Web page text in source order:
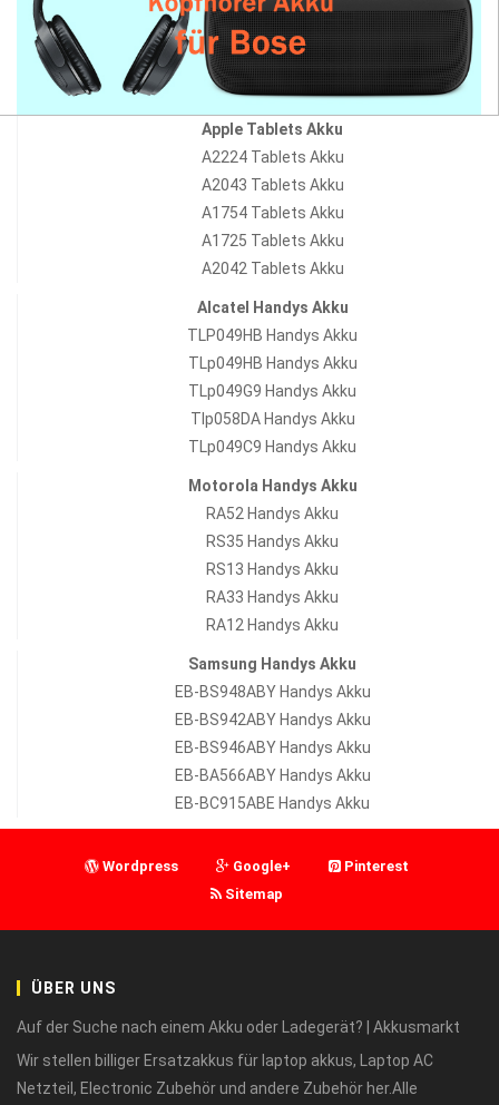
Apple Tablets Akku
A2224 Tablets Akku
A2043 Tablets Akku
A1754 Tablets Akku
A1725 Tablets Akku
A2042 Tablets Akku
Alcatel Handys Akku
TLP049HB Handys Akku
TLp049HB Handys Akku
TLp049G9 Handys Akku
Tlp058DA Handys Akku
TLp049C9 Handys Akku
Motorola Handys Akku
RA52 Handys Akku
RS35 Handys Akku
RS13 Handys Akku
RA33 Handys Akku
RA12 Handys Akku
Samsung Handys Akku
EB-BS948ABY Handys Akku
EB-BS942ABY Handys Akku
EB-BS946ABY Handys Akku
EB-BA566ABY Handys Akku
EB-BC915ABE Handys Akku
Wordpress Google+
Pinterest
Sitemap
ÜBER UNS
Auf der Suche nach einem Akku oder Ladegerät? | Akkusmarkt
Wir stellen billiger Ersatzakkus für laptop akkus, Laptop AC
Netzteil, Electronic Zubehör und andere Zubehör her.Alle